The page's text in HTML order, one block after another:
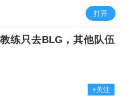
打开
练只去BLG，其他队伍
+关注